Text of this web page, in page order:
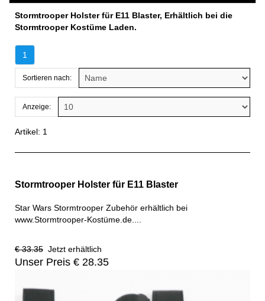
Stormtrooper Holster für E11 Blaster, Erhältlich bei die
Stormtrooper Kostüme Laden.
1
Sortieren nach:
Anzeige:
Artikel: 1
Stormtrooper Holster für E11 Blaster
Star Wars Stormtrooper Zubehör erhältlich bei
www.Stormtrooper-Kostüme.de....
€ 33.35 Jetzt erhältlich
Unser Preis € 28.35